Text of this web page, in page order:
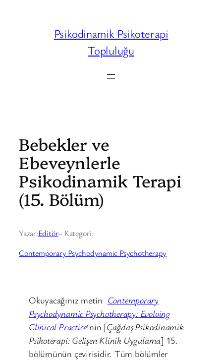
Psikodinamik Psikoterapi
Topluluğu
Bebekler ve
Ebeveynlerle
Psikodinamik Terapi
(15. Bölüm)
Yazar:Editör– Kategori:
Contemporary Psychodynamic Psychotherapy
Okuyacağınız metin Contemporary
Psychodynamic Psychotherapy: Evolving
Clinical Practice‘nin [Çağdaş Psikodinamik
Psikoterapi: Gelişen Klinik Uygulama] 15.
bölümünün çevirisidir. Tüm bölümler